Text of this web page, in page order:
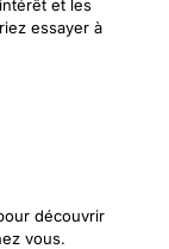
et les
essayer à
découvrir
vous.